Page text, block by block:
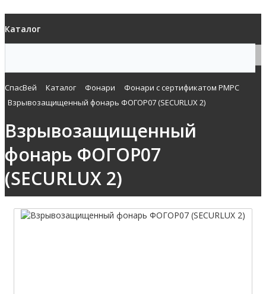
Каталог
СпасВей Каталог Фонари
Фонари с сертификатом РМРС
Взрывозащищенный фонарь ФОГОР07 (SECURLUX 2)
Взрывозащищенный
фонарь ФОГОР07
(SECURLUX 2)